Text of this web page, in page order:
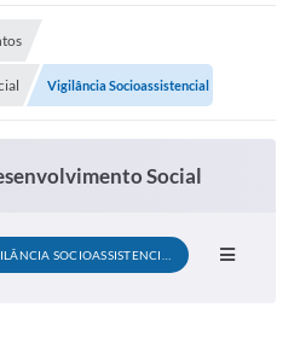
Vigilância Socioassistencial
Social